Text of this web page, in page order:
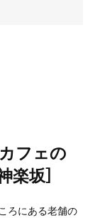
フェの
楽坂］
ろにある老舗の